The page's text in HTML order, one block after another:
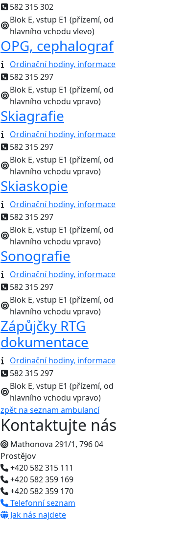
582 315 302
Blok E, vstup E1 (přízemí, od
hlavního vchodu vlevo)
OPG, cephalograf
Ordinační hodiny, informace
582 315 297
Blok E, vstup E1 (přízemí, od
hlavního vchodu vpravo)
Skiagrafie
Ordinační hodiny, informace
582 315 297
Blok E, vstup E1 (přízemí, od
hlavního vchodu vpravo)
Skiaskopie
Ordinační hodiny, informace
582 315 297
Blok E, vstup E1 (přízemí, od
hlavního vchodu vpravo)
Sonografie
Ordinační hodiny, informace
582 315 297
Blok E, vstup E1 (přízemí, od
hlavního vchodu vpravo)
Zápůjčky RTG
dokumentace
Ordinační hodiny, informace
582 315 297
Blok E, vstup E1 (přízemí, od
hlavního vchodu vpravo)
zpět na seznam ambulancí
Kontaktujte nás
Mathonova 291/1, 796 04
Prostějov
+420 582 315 111
+420 582 359 169
+420 582 359 170
Telefonní seznam
Jak nás najdete